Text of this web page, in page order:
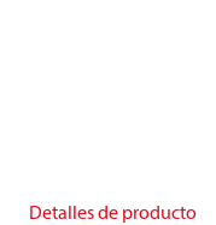
Detalles de producto